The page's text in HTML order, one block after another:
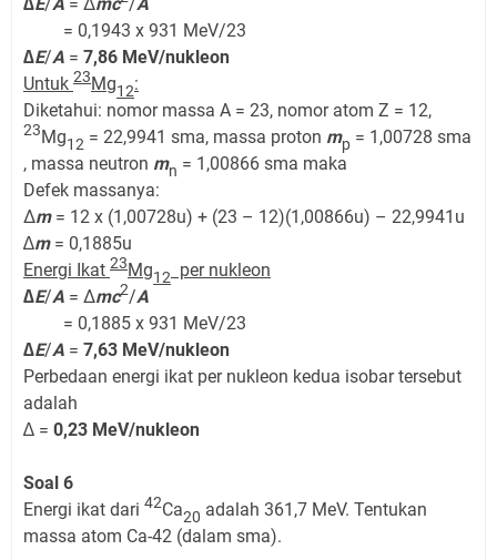
= 0,1943 x 931 MeV/23
∆E/A = 7,86 MeV/nukleon
Untuk 23Mg12:
Diketahui: nomor massa A = 23, nomor atom Z = 12,
23Mg12 = 22,9941 sma, massa proton mp = 1,00728 sma
, massa neutron mn = 1,00866 sma maka
Defek massanya:
Δm= 12 x (1,00728u) + (23 – 12)(1,00866u) – 22,9941u
∆m = 0,1885u
Energi Ikat 23Mg12
per nukleon
∆E/A = Δmc2/A
= 0,1885 x 931 MeV/23
∆E/A = 7,63 MeV/nukleon
Perbedaan energi ikat per nukleon kedua isobar tersebut
adalah
∆ = 0,23 MeV/nukleon
Soal 6
Energi ikat dari 42Ca20 adalah 361,7 MeV. Tentukan
massa atom Ca-42 (dalam sma).